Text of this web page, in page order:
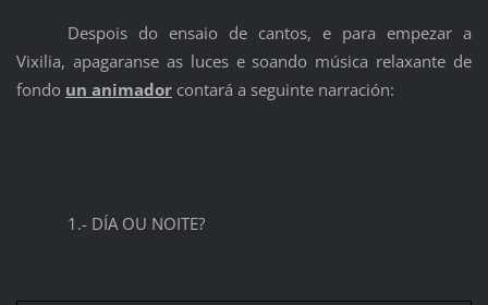
Despois do ensaio de cantos, e para empezar a
Vixilia, apagaranse as luces e soando música relaxante de
fondo un animador contará a seguinte narración:
1.- DÍA OU NOITE?